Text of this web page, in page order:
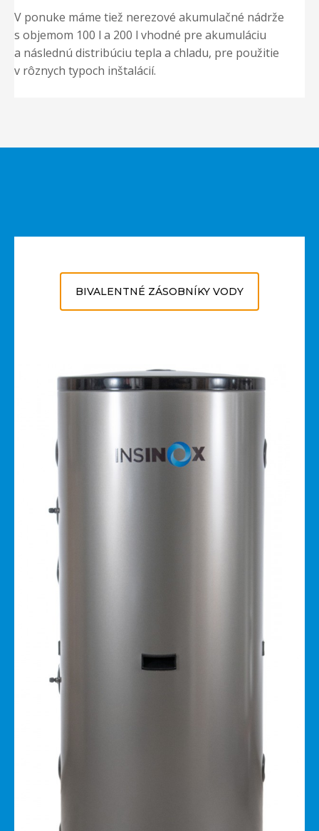
V ponuke máme tiež nerezové akumulačné nádrže
s objemom 100 l a 200 l vhodné pre akumuláciu
a následnú distribúciu tepla a chladu, pre použitie
v rôznych typoch inštalácií.
BIVALENTNÉ ZÁSOBNÍKY VODY